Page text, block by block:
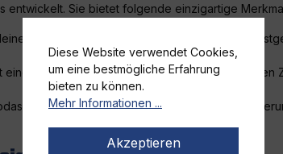
entwickelt. Sie bietet folgende einzigartige
Zündkerzen. Der 3/8 Zoll Antrieb ist die
eine sichere und fest sitzende Verbindung mit
sie während des Wechselprozesses nicht
Diese Website verwendet Cookies,
um eine bestmögliche Erfahrung
bieten zu können.
Mehr Informationen ...
Akzeptieren